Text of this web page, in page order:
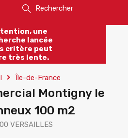
Rechercher
une
lancée
critère peut
très lente.
Île-de-France
Montigny le
100 m2
VERSAILLES